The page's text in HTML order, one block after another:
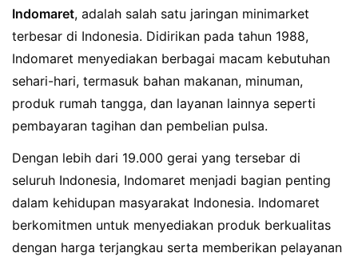
Indomaret, adalah salah satu jaringan minimarket
terbesar di Indonesia. Didirikan pada tahun 1988,
Indomaret menyediakan berbagai macam kebutuhan
sehari-hari, termasuk bahan makanan, minuman,
produk rumah tangga, dan layanan lainnya seperti
pembayaran tagihan dan pembelian pulsa.
Dengan lebih dari 19.000 gerai yang tersebar di
seluruh Indonesia, Indomaret menjadi bagian penting
dalam kehidupan masyarakat Indonesia. Indomaret
berkomitmen untuk menyediakan produk berkualitas
dengan harga terjangkau serta memberikan pelayanan